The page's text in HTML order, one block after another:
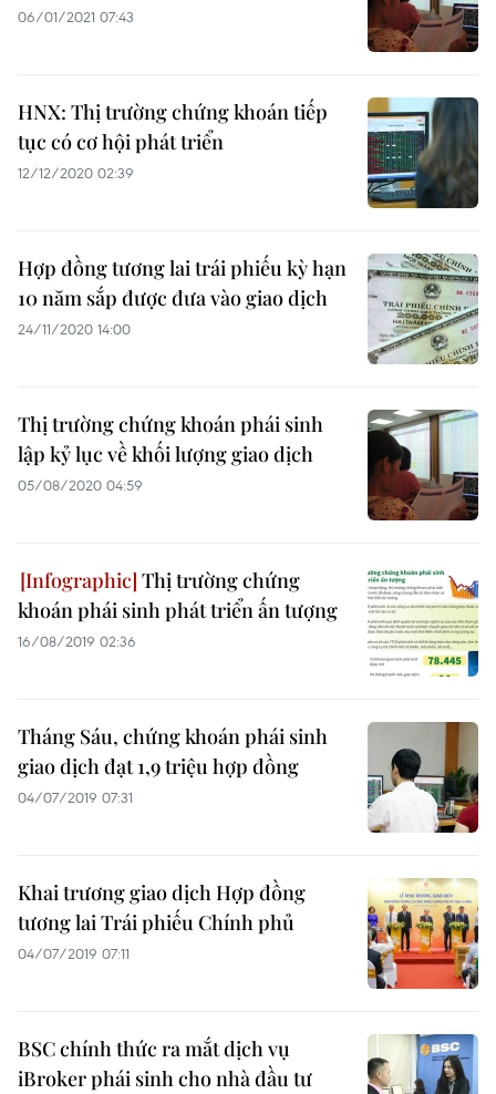
06/01/2021 07:43
HNX: Thị trường chứng khoán tiếp
tục có cơ hội phát triển
12/12/2020 02:39
Hợp đồng tương lai trái phiếu kỳ hạn
10 năm sắp được đưa vào giao dịch
24/11/2020 14:00
Thị trường chứng khoán phái sinh
lập kỷ lục về khối lượng giao dịch
05/08/2020 04:59
Thị trường chứng
khoán phái sinh phát triển ấn tượng
16/08/2019 02:36
Tháng Sáu, chứng khoán phái sinh
giao dịch đạt 1,9 triệu hợp đồng
04/07/2019 07:31
Khai trương giao dịch Hợp đồng
tương lai Trái phiếu Chính phủ
04/07/2019 07:11
BSC chính thức ra mắt dịch vụ
iBroker phái sinh cho nhà đầu tư